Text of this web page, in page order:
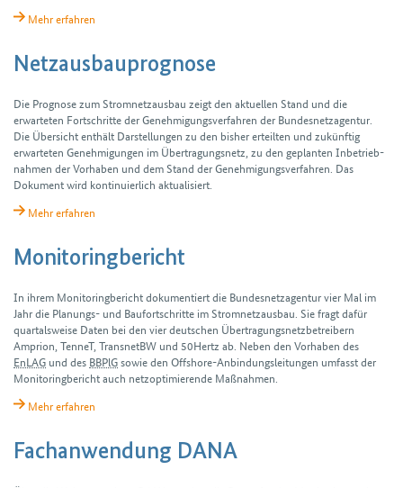
Mehr erfahren
Netzausbauprognose
Die Prognose zum Stromnetz­ausbau zeigt den aktuellen Stand und die
erwarteten Fort­schritte der Genehmigungs­verfahren der Bundesnetzagentur.
Die Übersicht enthält Darstellungen zu den bisher erteilten und zukünftig
erwarteten Genehmigungen im Übertragungs­netz, zu den geplanten Inbetrieb­
nahmen der Vorhaben und dem Stand der Genehmigungs­verfahren. Das
Dokument wird kontinuierlich aktualisiert.
Mehr erfahren
Monitoringbericht
In ihrem Monitoring­bericht dokumentiert die Bundes­netz­agentur vier Mal im
Jahr die Planungs- und Bau­fortschritte im Stromnetz­ausbau. Sie fragt dafür
quartals­weise Daten bei den vier deutschen Über­tragungs­netz­betreibern
Amprion, TenneT, TransnetBW und 50Hertz ab. Neben den Vorhaben des
EnLAG und des BBPlGsowie den Offshore-Anbindungs­leitungen umfasst der
Monitoring­bericht auch netz­optimierende Maß­nahmen.
Mehr erfahren
Fachanwendung DANA